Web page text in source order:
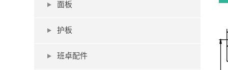
面板
护板
班卓配件